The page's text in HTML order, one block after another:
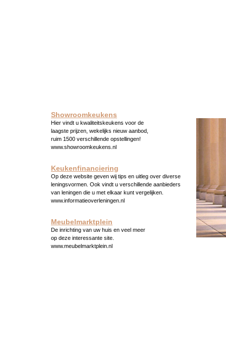
Showroomkeukens
Hier vindt u kwaliteitskeukens voor de
laagste prijzen, wekelijks nieuw aanbod,
ruim 1500 verschillende opstellingen!
www.showroomkeukens.nl
Keukenfinanciering
Op deze website geven wij tips en uitleg over diverse
leningsvormen. Ook vindt u verschillende aanbieders
van leningen die u met elkaar kunt vergelijken.
www.informatieoverleningen.nl
Meubelmarktplein
De inrichting van uw huis en veel meer
op deze interessante site.
www.meubelmarktplein.nl